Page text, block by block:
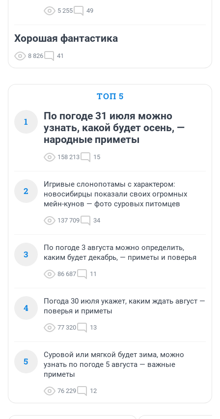
5 255 49
Хорошая фантастика
8 826 41
ТОП 5
1
По погоде 31 июля можно
узнать, какой будет осень, —
народные приметы
158 213 15
2
Игривые слонопотамы с характером:
новосибирцы показали своих огромных
мейн-кунов — фото суровых питомцев
137 709 34
3
По погоде 3 августа можно определить,
каким будет декабрь, — приметы и поверья
86 687 11
4
Погода 30 июля укажет, каким ждать август —
поверья и приметы
77 320 13
5
Суровой или мягкой будет зима, можно
узнать по погоде 5 августа — важные
приметы
76 229 12